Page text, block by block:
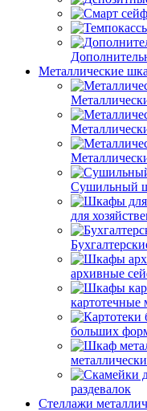
Металлические
Сушильный
для
архивные
картотечные
больших
раздевалок
Стеллажи